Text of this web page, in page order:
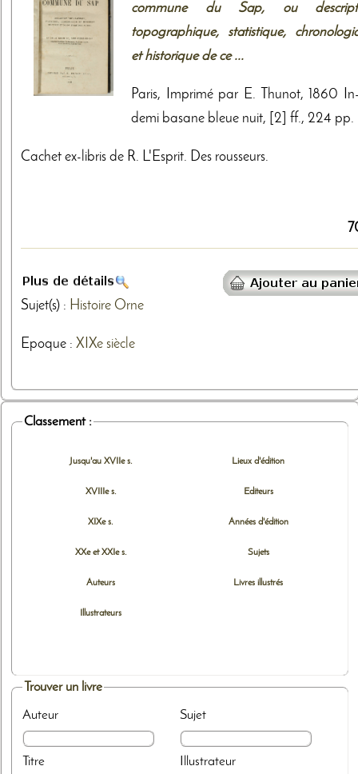
commune du Sap, ou
topographique, statistique,
et historique de ce ...
Paris, Imprimé par E. Thunot, 1860
demi basane bleue nuit, [2] ff., 224 pp.
Cachet ex-libris de R. L'Esprit. Des rousseurs.
Sujet(s) : Histoire Orne
Epoque : XIXe siècle
Classement :
Jusqu'au XVIIe s.
XVIIIe s.
XIXe s.
XXe et XXIe s.
Auteurs
Illustrateurs
Lieux d'édition
Editeurs
Années d'édition
Sujets
Livres illustrés
Trouver un livre
Auteur
Titre
Sujet
Illustrateur